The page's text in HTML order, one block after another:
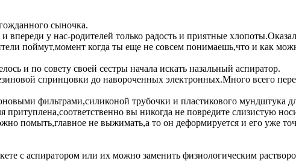
сыночка.
впереди у нас-родителей только радость и приятные
поймут,момент когда ты еще не совсем понимаешь,что и как
и по совету своей сестры начала искать назальный аспиратор.
спринцовки до навороченных электронных.Много всего
фильтрами,силиконой трубочки и пластикового мундштука
притуплена,соответственно вы никогда не повредите слизистую
помыть,главное не выжимать,а то он деформируется и его уже
с аспиратором или их можно заменить физиологическим